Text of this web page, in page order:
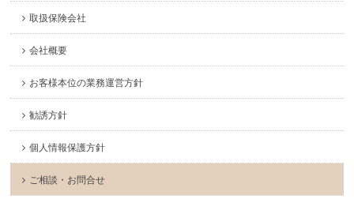
取扱保険会社
会社概要
お客様本位の業務運営方針
勧誘方針
個人情報保護方針
ご相談・お問合せ